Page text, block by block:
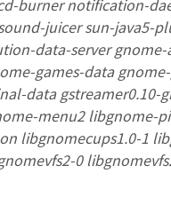
burner notification-
juicer sun-java5-
data-server
games-data
data gstreamer0.10-
menu2 libgnome-
libgnomecups1.0-1
0